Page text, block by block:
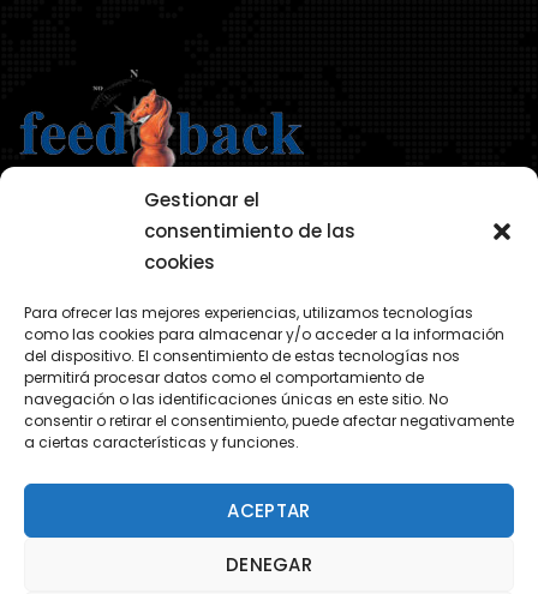
Gestionar el
consentimiento de las
cookies
Para ofrecer las mejores experiencias, utilizamos tecnologías
como las cookies para almacenar y/o acceder a la información
del dispositivo. El consentimiento de estas tecnologías nos
permitirá procesar datos como el comportamiento de
navegación o las identificaciones únicas en este sitio. No
consentir o retirar el consentimiento, puede afectar negativamente
a ciertas características y funciones.
ACEPTAR
DENEGAR
POLÍTICA DE PRIVACIDAD
POLÍTICA COOKIES